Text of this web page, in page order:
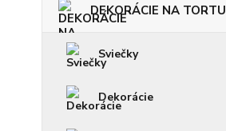
DEKORÁCIE NA TORTU
Sviečky
Dekorácie